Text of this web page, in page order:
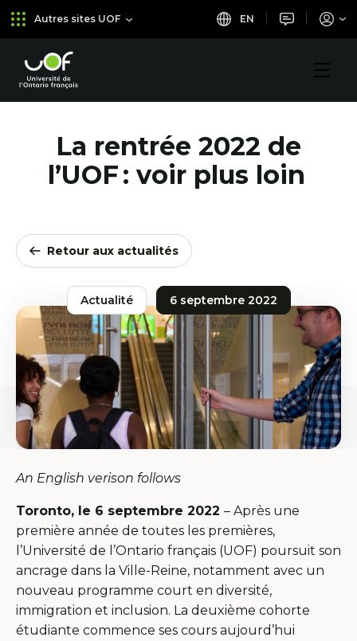
Aller
au
principal
Passer
au
Autres sites UOF EN
Université
françaisLa rentrée 2022 de
l’UOF : voir plus loin
Retour aux actualités
Actualité 6 septembre 2022
An English verison follows
Toronto, le 6 septembre 2022 – Après une
première année de toutes les premières,
l’Université de l’Ontario français (UOF) poursuit son
ancrage dans la Ville-Reine, notamment avec un
nouveau programme court en diversité,
immigration et inclusion. La deuxième cohorte
étudiante commence ses cours aujourd’hui